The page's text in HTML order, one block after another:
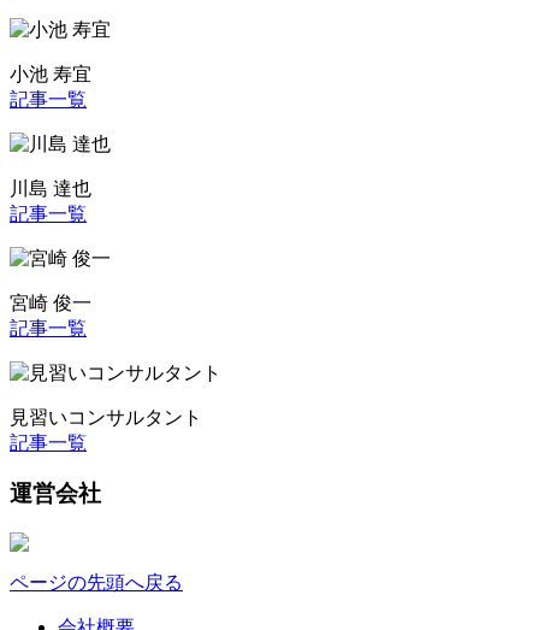
小池 寿宜
記事一覧
川島 達也
記事一覧
宮崎 俊一
記事一覧
見習いコンサルタント
記事一覧
運営会社
ページの先頭へ戻る